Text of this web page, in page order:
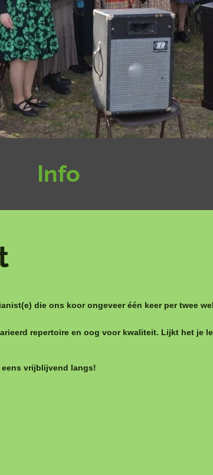
Info
die ons koor ongeveer één keer per twee
repertoire en oog voor kwaliteit. Lijkt het je
vrijblijvend langs!